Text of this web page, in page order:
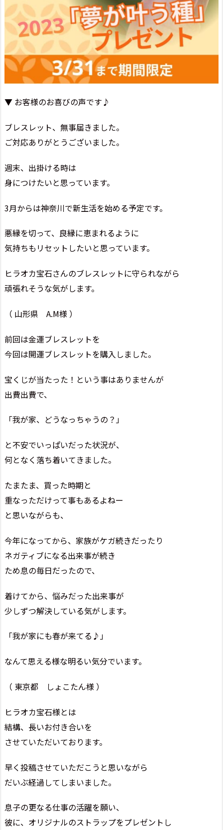
▼ お客様のお喜びの声です♪
ブレスレット、無事届きました。
ご対応ありがとうございました。
週末、出掛ける時は
身につけたいと思っています。
3月からは神奈川で新生活を始める予定です。
悪縁を切って、良縁に恵まれるように
気持ちもリセットしたいと思っています。
ヒラオカ宝石さんのブレスレットに守られながら
頑張れそうな気がします。
（ 山形県 A.M様 ）
前回は金運ブレスレットを
今回は開運ブレスレットを購入しました。
宝くじが当たった！という事はありませんが
出費出費で、
「我が家、どうなっちゃうの？」
と不安でいっぱいだった状況が、
何となく落ち着いてきました。
たまたま、買った時期と
重なっただけって事もあるよねー
と思いながらも、
今年になってから、家族がケガ続きだったり
ネガティブになる出来事が続き
ため息の毎日だったので、
着けてから、悩みだった出来事が
少しずつ解決している気がします。
「我が家にも春が来てる♪」
なんて思える様な明るい気分でいます。
（ 東京都 しょこたん様 ）
ヒラオカ宝石様とは
結構、長いお付き合いを
させていただいております。
早く投稿させていただこうと思いながら
だいぶ経過してしまいました。
息子の更なる仕事の活躍を願い、
彼に、オリジナルのストラップをプレゼントし